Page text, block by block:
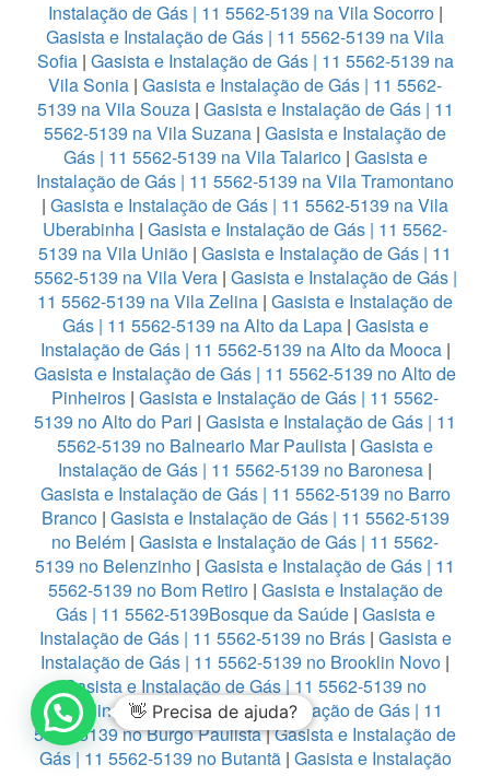
Instalação de Gás | 11 5562-5139 na Vila Socorro|
Gasista e Instalação de Gás | 11 5562-5139 na Vila
Sofia| Gasista e Instalação de Gás | 11 5562-5139 na
Vila Sonia | Gasista e Instalação de Gás | 11 5562-
5139 na Vila Souza| Gasista e Instalação de Gás | 11
5562-5139 na Vila Suzana | Gasista e Instalação de
Gás | 11 5562-5139 na Vila Talarico| Gasista e
Instalação de Gás | 11 5562-5139 na Vila Tramontano
| Gasista e Instalação de Gás | 11 5562-5139 na Vila
Uberabinha | Gasista e Instalação de Gás | 11 5562-
5139 na Vila União | Gasista e Instalação de Gás | 11
5562-5139 na Vila Vera| Gasista e Instalação de Gás |
11 5562-5139 na Vila Zelina | Gasista e Instalação de
Gás | 11 5562-5139 na Alto da Lapa| Gasista e
Instalação de Gás | 11 5562-5139 na Alto da Mooca|
Gasista e Instalação de Gás | 11 5562-5139 no Alto de
Pinheiros | Gasista e Instalação de Gás | 11 5562-
5139 no Alto do Pari | Gasista e Instalação de Gás | 11
5562-5139 no Balneario Mar Paulista | Gasista e
Instalação de Gás | 11 5562-5139 no Baronesa |
Gasista e Instalação de Gás | 11 5562-5139 no Barro
Branco| Gasista e Instalação de Gás | 11 5562-5139
no Belém | Gasista e Instalação de Gás | 11 5562-
5139 no Belenzinho | Gasista e Instalação de Gás | 11
5562-5139 no Bom Retiro| Gasista e Instalação de
Gás | 11 5562-5139Bosque da Saúde| Gasista e
Instalação de Gás | 11 5562-5139 no Brás| Gasista e
Instalação de Gás | 11 5562-5139 no Brooklin Novo |
Gasista e Instalação de Gás | 11 5562-5139 no
Brooklin Paulista|Gasista e Instalação de Gás | 11
5562-5139 no Burgo Paulista|Gasista e Instalação de
Gás | 11 5562-5139 no Butantã| Gasista e Instalação
👋 Precisa de ajuda?